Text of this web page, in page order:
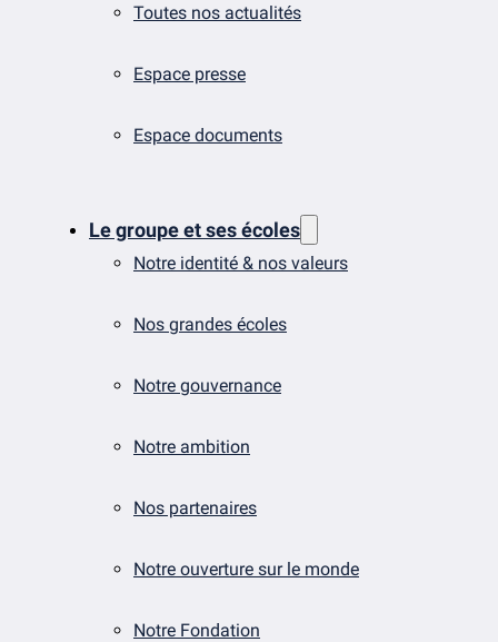
Toutes nos actualités
Espace presse
Espace documents
Le groupe et ses écoles
Notre identité & nos valeurs
Nos grandes écoles
Notre gouvernance
Notre ambition
Nos partenaires
Notre ouverture sur le monde
Notre Fondation